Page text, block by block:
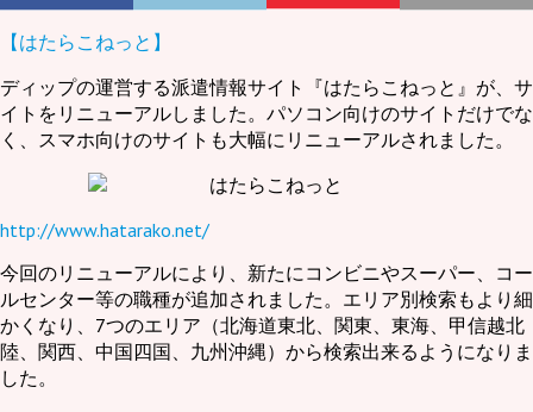
【はたらこねっと】
ディップの運営する派遣情報サイト『はたらこねっと』が、サ
イトをリニューアルしました。パソコン向けのサイトだけでな
く、スマホ向けのサイトも大幅にリニューアルされました。
http://www.hatarako.net/
今回のリニューアルにより、新たにコンビニやスーパー、コー
ルセンター等の職種が追加されました。エリア別検索もより細
かくなり、7つのエリア（北海道東北、関東、東海、甲信越北
陸、関西、中国四国、九州沖縄）から検索出来るようになりま
した。